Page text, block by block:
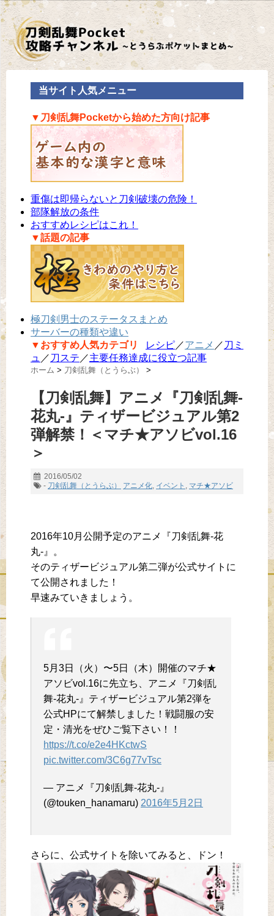
当サイト人気メニュー
▼刀剣乱舞Pocketから始めた方向け記事
重傷は即帰らないと刀剣破壊の危険！
部隊解放の条件
おすすめレシピはこれ！
▼話題の記事
極刀剣男士のステータスまとめ
サーバーの種類や違い
▼おすすめ人気カテゴリ
レシピ／アニメ ／ 刀ミ
ュ ／ 刀ステ ／主要任務達成に役立つ記事
ホーム > 刀剣乱舞（とうらぶ） >
【刀剣乱舞】アニメ『刀剣乱舞-
花丸-』ティザービジュアル第2
弾解禁！＜マチ★アソビvol.16
＞
2016/05/02
- 刀剣乱舞（とうらぶ） アニメ化, イベント , マチ★アソビ
2016年10月公開予定のアニメ『刀剣乱舞-花
丸-』。
そのティザービジュアル第二弾が公式サイトに
て公開されました！
早速みていきましょう。
5月3日（火）〜5日（木）開催のマチ★
アソビvol.16に先立ち、アニメ『刀剣乱
舞-花丸-』ティザービジュアル第2弾を
公式HPにて解禁しました！戦闘服の安
定・清光をぜひご覧下さい！！
https://t.co/e2e4HKctwS
pic.twitter.com/3C6g77vTsc
— アニメ『刀剣乱舞-花丸-』
(@touken_hanamaru) 2016年5月2日
さらに、公式サイトを除いてみると、ドン！